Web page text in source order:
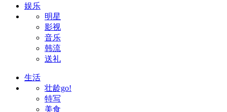
娱乐
明星
影视
音乐
韩流
送礼
生活
壮龄go!
特写
美食